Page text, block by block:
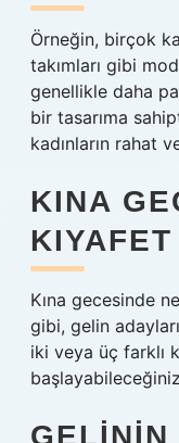
Örneğin, birçok
takımları gibi
genellikle daha
bir tasarıma
kadınların rahat
KINA
Kına gecesinde
gibi, gelin
iki veya üç farklı